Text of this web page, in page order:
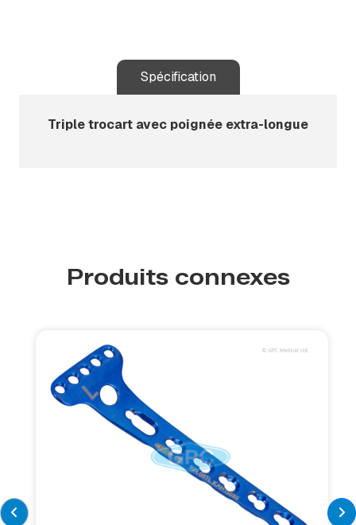
Spécification
Triple trocart avec poignée extra-longue
Produits connexes